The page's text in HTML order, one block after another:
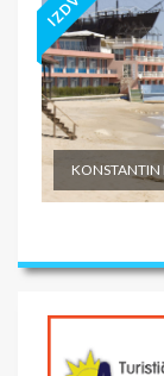
KONSTANTIN